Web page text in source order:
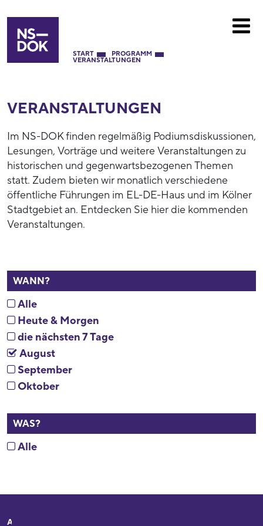
START PROGRAMM
VERANSTALTUNGEN
VERANSTALTUNGEN
Im NS-DOK finden regelmäßig Podiumsdiskussionen,
Lesungen, Vorträge und weitere Veranstaltungen zu
historischen und gegenwartsbezogenen Themen
statt. Zudem bieten wir monatlich verschiedene
öffentliche Führungen im EL-DE-Haus und im Kölner
Stadtgebiet an. Entdecken Sie hier die kommenden
Veranstaltungen.
WANN?
Alle
Heute & Morgen
die nächsten 7 Tage
August
September
Oktober
WAS?
Alle
Adresse